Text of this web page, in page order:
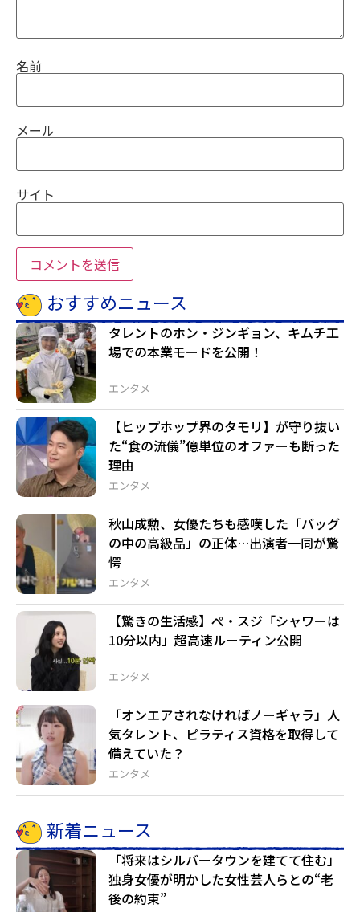
名前
メール
サイト
おすすめニュース
エンタメ
タレントのホン・ジンギョン、キムチ工
場での本業モードを公開！
エンタメ
【ヒップホップ界のタモリ】が守り抜い
た“食の流儀”――億単位のオファーも断った
理由
エンタメ
秋山成勲、女優たちも感嘆した「バッグ
の中の高級品」の正体…出演者一同が驚
愕
エンタメ
【驚きの生活感】ぺ・スジ「シャワーは
10分以内」超高速ルーティン公開
エンタメ
「オンエアされなければノーギャラ」人
気タレント、ピラティス資格を取得して
備えていた？
新着ニュース
「将来はシルバータウンを建てて住む」
独身女優が明かした女性芸人らとの“老
後の約束”